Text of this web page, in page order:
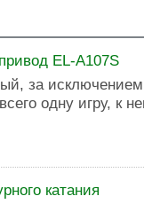
EL-A107S
за
одну игру, к
катания